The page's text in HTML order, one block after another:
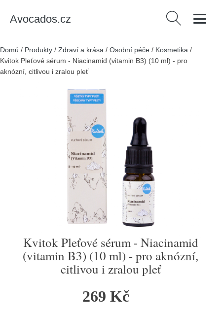
Avocados.cz Vyhledávání
Domů / Produkty / Zdraví a krása / Osobní péče / Kosmetika /
Kvitok Pleťové sérum - Niacinamid (vitamin B3) (10 ml) - pro
aknózní, citlivou i zralou pleť
Kvitok Pleťové sérum - Niacinamid
(vitamin B3) (10 ml) - pro aknózní,
citlivou i zralou pleť
269 Kč